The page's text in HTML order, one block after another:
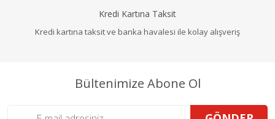
Kredi Kartına Taksit
Kredi kartına taksit ve banka havalesi ile kolay alışveriş
Bültenimize Abone Ol